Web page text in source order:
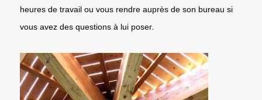
heures de travail ou vous rendre auprès de son bureau si
vous avez des questions à lui poser.